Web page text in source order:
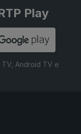
Play
Android TV e